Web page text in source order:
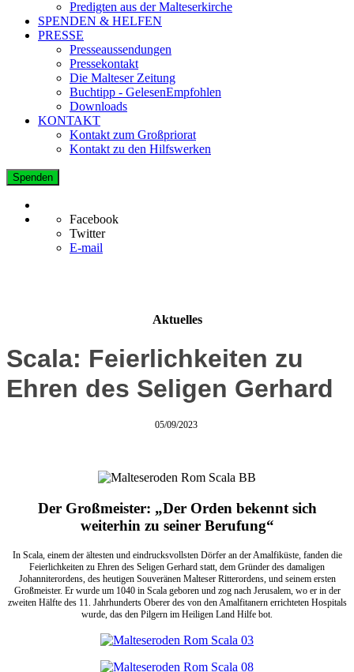
Predigten aus der Malteserkirche
SPENDEN & HELFEN
PRESSE
Presseaussendungen
Pressekontakt
Die Malteser Zeitung
Buchtipp - GelesenEmpfohlen
Downloads
KONTAKT
Kontakt zum Großpriorat
Kontakt zu den Hilfswerken
Spenden
Facebook
Twitter
E-mail
Aktuelles
Scala: Feierlichkeiten zu
Ehren des Seligen Gerhard
05/09/2023
Der Großmeister: „Der Orden bekennt sich
weiterhin zu seiner Berufung“
In Scala, einem der ältesten und eindrucksvollsten Dörfer an der Amalfiküste, fanden die
Feierlichkeiten zu Ehren des Seligen Gerhard statt, dem Gründer des damaligen
Johanniterordens, des heutigen Souveränen Malteser Ritterordens, und seinem ersten
Großmeister. Er wurde um 1040 in Scala geboren und zog nach Jerusalem, wo er in der
zweiten Hälfte des 11. Jahrhunderts Oberer des von den Amalfitanern errichteten Hospitals
wurde, das den Pilgern im Heiligen Land Hilfe bot.